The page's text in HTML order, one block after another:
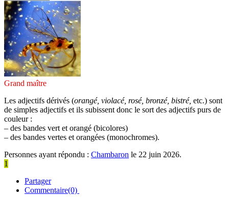
Grand maître
Les adjectifs dérivés (orangé, violacé, rosé, bronzé, bistré, etc.) sont
de simples adjectifs et ils subissent donc le sort des adjectifs purs de
couleur :
– des bandes vert et orangé (bicolores)
– des bandes vertes et orangées (monochromes).
Personnes ayant répondu : Chambaron le 22 juin 2026.
1
Partager
Commentaire(0)